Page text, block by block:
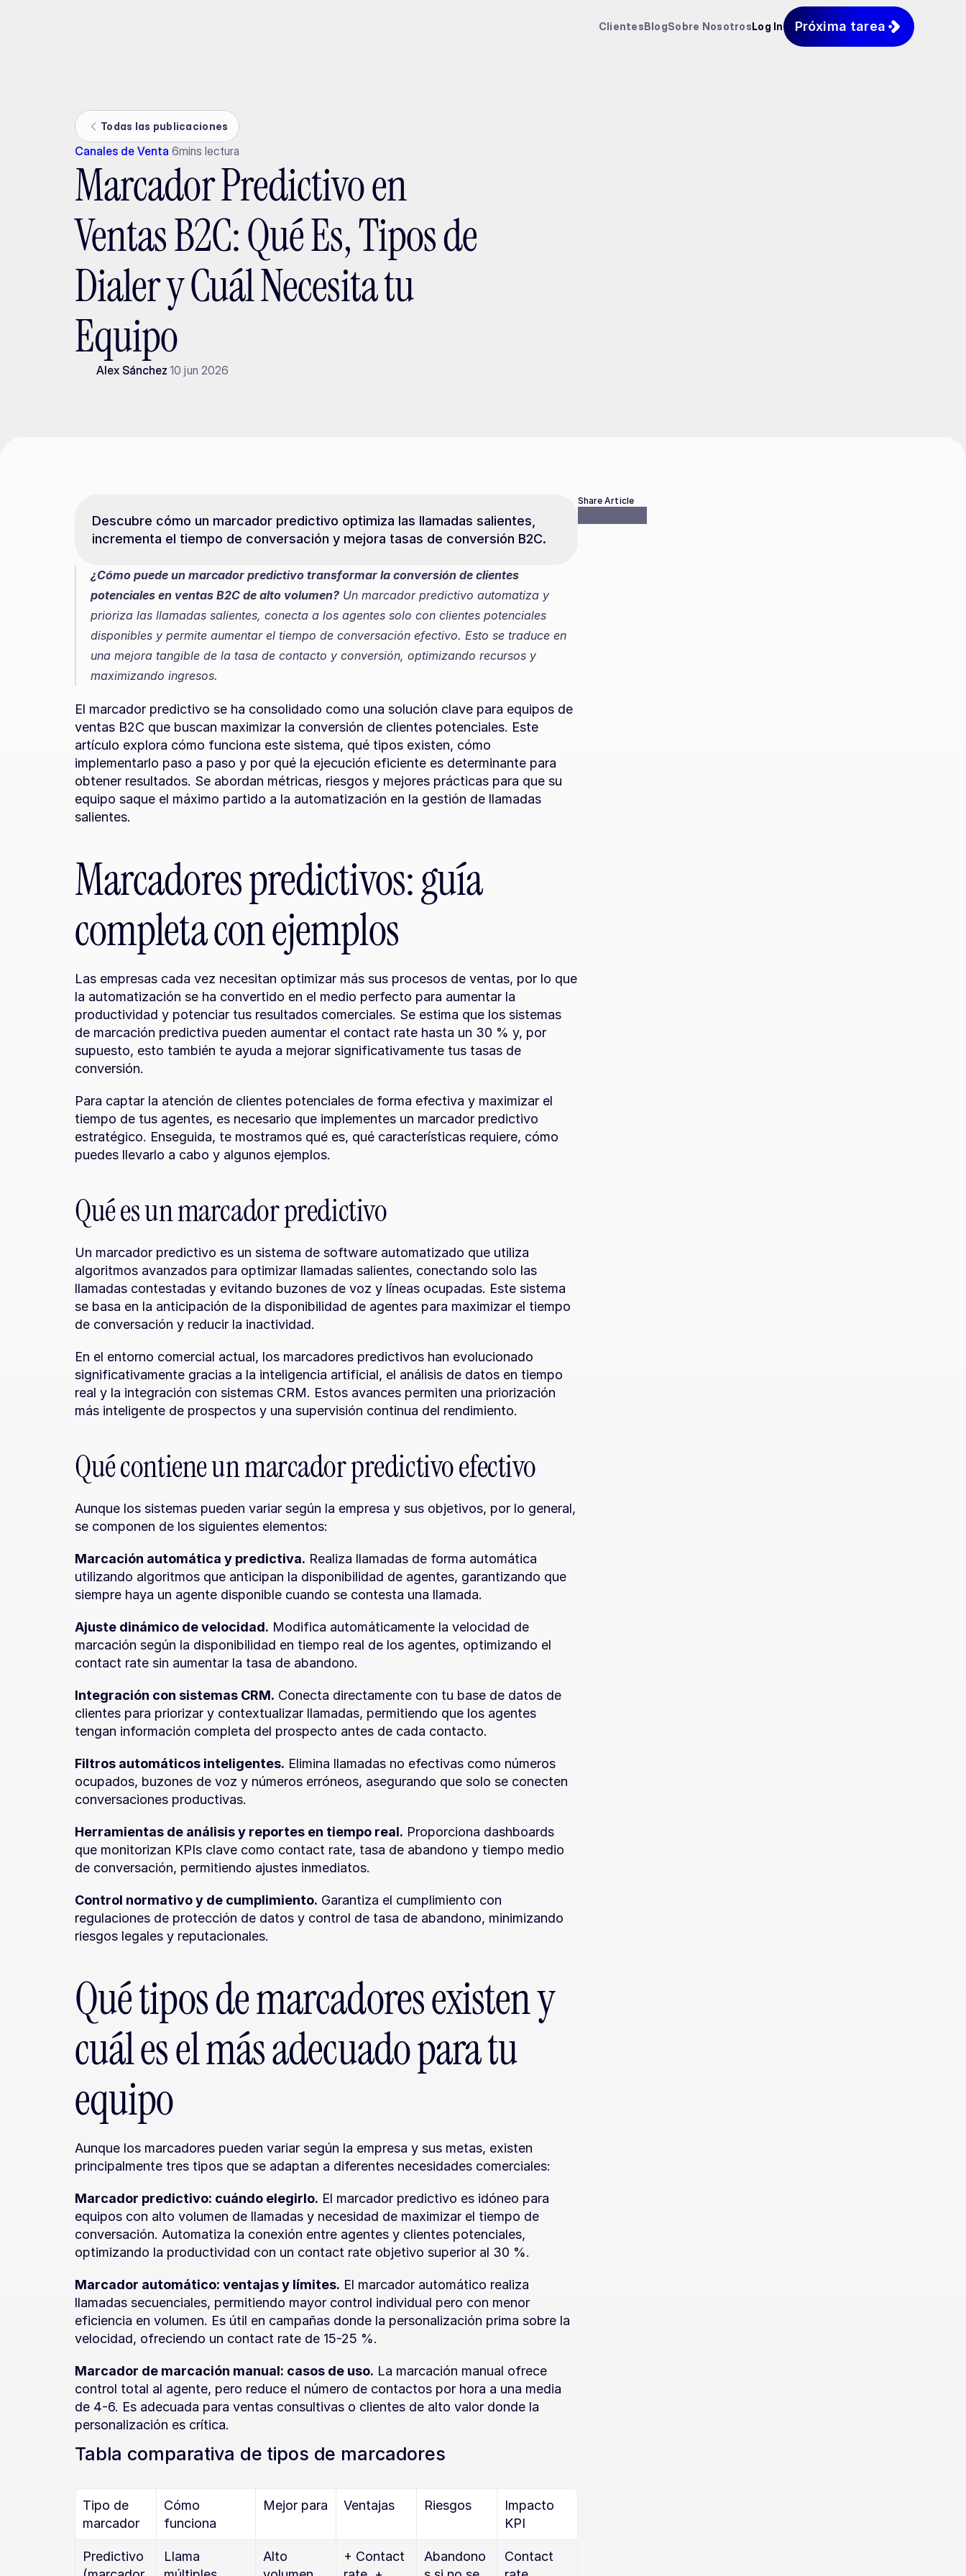
ClientesBlogSobre NosotrosLog In Próxima tarea
Todas las publicaciones
Canales de Venta 6mins lectura
Marcador Predictivo en
Ventas B2C: Qué Es, Tipos de
Dialer y Cuál Necesita tu
Equipo
Alex Sánchez 10 jun 2026
Descubre cómo un marcador predictivo optimiza las llamadas salientes,
incrementa el tiempo de conversación y mejora tasas de conversión B2C.
¿Cómo puede un marcador predictivo transformar la conversión de clientes
potenciales en ventas B2C de alto volumen? Un marcador predictivo automatiza y
prioriza las llamadas salientes, conecta a los agentes solo con clientes potenciales
disponibles y permite aumentar el tiempo de conversación efectivo. Esto se traduce en
una mejora tangible de la tasa de contacto y conversión, optimizando recursos y
maximizando ingresos.
El marcador predictivo se ha consolidado como una solución clave para equipos de
ventas B2C que buscan maximizar la conversión de clientes potenciales. Este
artículo explora cómo funciona este sistema, qué tipos existen, cómo
implementarlo paso a paso y por qué la ejecución eficiente es determinante para
obtener resultados. Se abordan métricas, riesgos y mejores prácticas para que su
equipo saque el máximo partido a la automatización en la gestión de llamadas
salientes.
Marcadores predictivos: guía
completa con ejemplos
Las empresas cada vez necesitan optimizar más sus procesos de ventas, por lo que
la automatización se ha convertido en el medio perfecto para aumentar la
productividad y potenciar tus resultados comerciales. Se estima que los sistemas
de marcación predictiva pueden aumentar el contact rate hasta un 30 % y, por
supuesto, esto también te ayuda a mejorar significativamente tus tasas de
conversión.
Para captar la atención de clientes potenciales de forma efectiva y maximizar el
tiempo de tus agentes, es necesario que implementes un marcador predictivo
estratégico. Enseguida, te mostramos qué es, qué características requiere, cómo
puedes llevarlo a cabo y algunos ejemplos.
Qué es un marcador predictivo
Un marcador predictivo es un sistema de software automatizado que utiliza
algoritmos avanzados para optimizar llamadas salientes, conectando solo las
llamadas contestadas y evitando buzones de voz y líneas ocupadas. Este sistema
se basa en la anticipación de la disponibilidad de agentes para maximizar el tiempo
de conversación y reducir la inactividad.
En el entorno comercial actual, los marcadores predictivos han evolucionado
significativamente gracias a la inteligencia artificial, el análisis de datos en tiempo
real y la integración con sistemas CRM. Estos avances permiten una priorización
más inteligente de prospectos y una supervisión continua del rendimiento.
Qué contiene un marcador predictivo efectivo
Aunque los sistemas pueden variar según la empresa y sus objetivos, por lo general,
se componen de los siguientes elementos:
Marcación automática y predictiva. Realiza llamadas de forma automática
utilizando algoritmos que anticipan la disponibilidad de agentes, garantizando que
siempre haya un agente disponible cuando se contesta una llamada.
Ajuste dinámico de velocidad. Modifica automáticamente la velocidad de
marcación según la disponibilidad en tiempo real de los agentes, optimizando el
contact rate sin aumentar la tasa de abandono.
Integración con sistemas CRM. Conecta directamente con tu base de datos de
clientes para priorizar y contextualizar llamadas, permitiendo que los agentes
tengan información completa del prospecto antes de cada contacto.
Filtros automáticos inteligentes. Elimina llamadas no efectivas como números
ocupados, buzones de voz y números erróneos, asegurando que solo se conecten
conversaciones productivas.
Herramientas de análisis y reportes en tiempo real. Proporciona dashboards
que monitorizan KPIs clave como contact rate, tasa de abandono y tiempo medio
de conversación, permitiendo ajustes inmediatos.
Control normativo y de cumplimiento. Garantiza el cumplimiento con
regulaciones de protección de datos y control de tasa de abandono, minimizando
riesgos legales y reputacionales.
Qué tipos de marcadores existen y
cuál es el más adecuado para tu
equipo
Aunque los marcadores pueden variar según la empresa y sus metas, existen
principalmente tres tipos que se adaptan a diferentes necesidades comerciales:
Marcador predictivo: cuándo elegirlo. El marcador predictivo es idóneo para
equipos con alto volumen de llamadas y necesidad de maximizar el tiempo de
conversación. Automatiza la conexión entre agentes y clientes potenciales,
optimizando la productividad con un contact rate objetivo superior al 30 %.
Marcador automático: ventajas y límites. El marcador automático realiza
llamadas secuenciales, permitiendo mayor control individual pero con menor
eficiencia en volumen. Es útil en campañas donde la personalización prima sobre la
velocidad, ofreciendo un contact rate de 15-25 %.
Marcador de marcación manual: casos de uso. La marcación manual ofrece
control total al agente, pero reduce el número de contactos por hora a una media
de 4-6. Es adecuada para ventas consultivas o clientes de alto valor donde la
personalización es crítica.
Tabla comparativa de tipos de marcadores
Tipo de
marcador
Cómo
funciona
Mejor para Ventajas Riesgos
Impacto
KPI
Predictivo
Llama
Alto
+ Contact
Abandono
Contact
Share Article